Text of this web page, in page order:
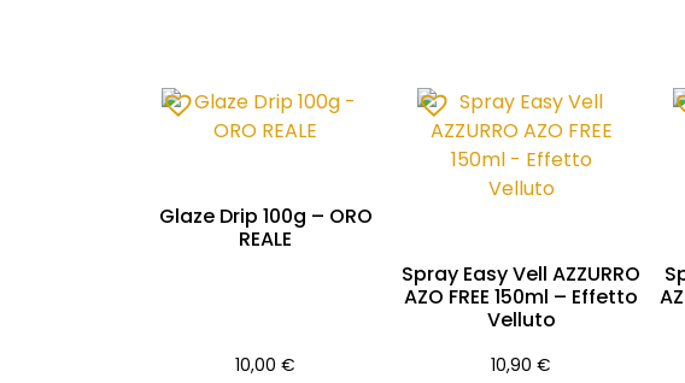
Glaze Drip 100g – ORO
REALE
10,00€
Spray Easy Vell AZZURRO
AZO FREE 150ml – Effetto
Velluto
10,90€